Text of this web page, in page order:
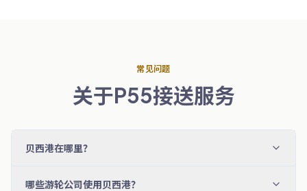
常见问题
关于P55接送服务
贝西港在哪里？
哪些游轮公司使用贝西港？